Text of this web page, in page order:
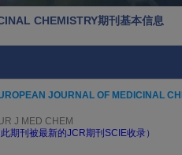
CHEMISTRY期刊基本信息
JOURNAL OF MEDICINAL
J MED CHEM
此期刊被最新的JCR期刊SCIE收录）